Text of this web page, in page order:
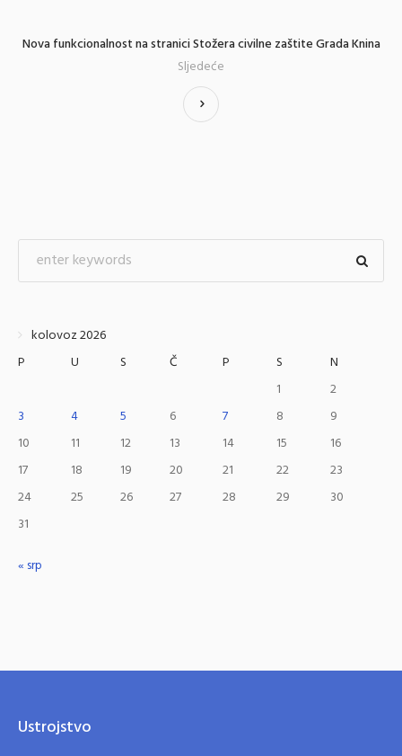
Nova funkcionalnost na stranici Stožera civilne zaštite Grada Knina
Sljedeće
kolovoz 2026
P
U S Č P S
N
1
2
3
4 5 6 7 8
9
10
11 12 13 14 15
16
17
18 19 20 21 22
23
24
25 26 27 28 29
30
31
« srp
Ustrojstvo